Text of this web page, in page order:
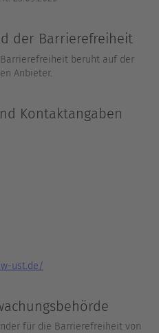
der Barrierefreiheit
beruht auf der
Anbieter.
Kontaktangaben
ust.de/
für die Barrierefreiheit von